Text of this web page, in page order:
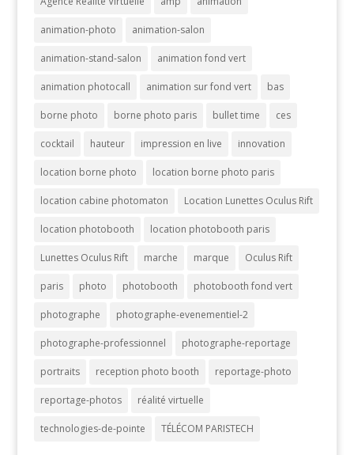
animation-photo animation-salon
animation-stand-salon animation fond vert
animation photocall animation sur fond vert bas
borne photo borne photo paris bullet time ces
cocktail hauteur impression en live innovation
location borne photo location borne photo paris
location cabine photomaton Location Lunettes Oculus Rift
location photobooth location photobooth paris
Lunettes Oculus Rift marche marque Oculus Rift
paris photo photobooth photobooth fond vert
photographe photographe-evenementiel-2
photographe-professionnel photographe-reportage
portraits reception photo booth reportage-photo
reportage-photos réalité virtuelle
technologies-de-pointe TÉLÉCOM PARISTECH